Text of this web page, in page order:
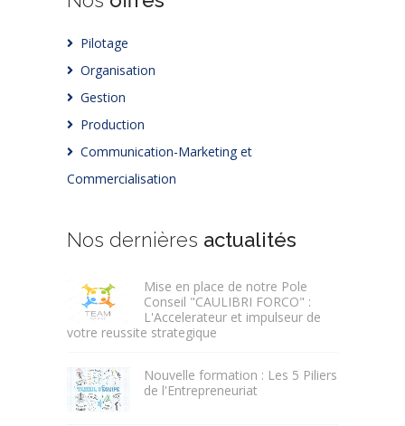
Pilotage
Organisation
Gestion
Production
Communication-Marketing et
Commercialisation
Nos dernières actualités
Mise en place de notre Pole
Conseil "CAULIBRI FORCO" :
L'Accelerateur et impulseur de
votre reussite strategique
Nouvelle formation : Les 5 Piliers
de l'Entrepreneuriat